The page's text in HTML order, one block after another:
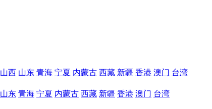
山西 山东 青海 宁夏 内蒙古 西藏 新疆 香港 澳门 台湾
山东 青海 宁夏 内蒙古 西藏 新疆 香港 澳门 台湾